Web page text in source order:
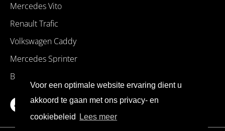
Mercedes Vito
Renault Trafic
Volkswagen Caddy
Mercedes Sprinter
BMW occasions
Facebook
Voor een optimale website ervaring dient u
akkoord te gaan met ons privacy- en
cookiebeleid
Lees meer